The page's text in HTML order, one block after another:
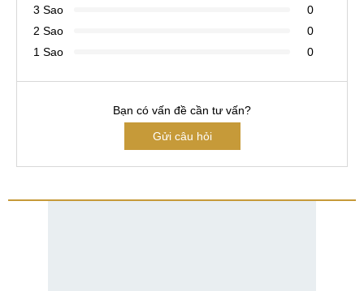
3 Sao
0
2 Sao
0
1 Sao
0
Bạn có vấn đề cần tư vấn?
Gửi câu hỏi